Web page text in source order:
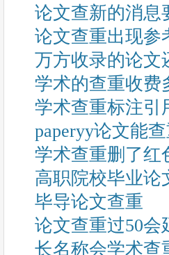
论文查新的消息
论文查重出现参
万方收录的论文
学术的查重收费
学术查重标注引
paperyy论文能
学术查重删了红
高职院校毕业论
毕导论文查重
论文查重过50会
长名称会学术查